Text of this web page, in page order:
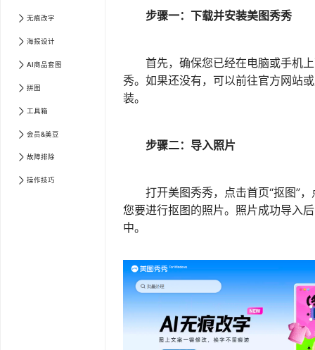
无痕改字
海报设计
AI商品套图
拼图
工具箱
会员&美豆
故障排除
操作技巧
步骤一：下载并安装美图秀秀
首先，确保您已经在电脑或手机上
秀。如果还没有，可以前往官方网站
装。
步骤二：导入照片
打开美图秀秀，点击首页“抠图”，
您要进行抠图的照片。照片成功导入
中。